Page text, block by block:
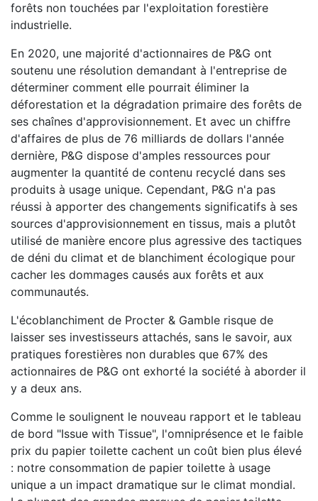
forêts non touchées par l'exploitation forestière
industrielle.
En 2020, une majorité d'actionnaires de P&G ont
soutenu une résolution demandant à l'entreprise de
déterminer comment elle pourrait éliminer la
déforestation et la dégradation primaire des forêts de
ses chaînes d'approvisionnement. Et avec un chiffre
d'affaires de plus de 76 milliards de dollars l'année
dernière, P&G dispose d'amples ressources pour
augmenter la quantité de contenu recyclé dans ses
produits à usage unique. Cependant, P&G n'a pas
réussi à apporter des changements significatifs à ses
sources d'approvisionnement en tissus, mais a plutôt
utilisé de manière encore plus agressive des tactiques
de déni du climat et de blanchiment écologique pour
cacher les dommages causés aux forêts et aux
communautés.
L'écoblanchiment de Procter & Gamble risque de
laisser ses investisseurs attachés, sans le savoir, aux
pratiques forestières non durables que 67% des
actionnaires de P&G ont exhorté la société à aborder il
y a deux ans.
Comme le soulignent le nouveau rapport et le tableau
de bord "Issue with Tissue", l'omniprésence et le faible
prix du papier toilette cachent un coût bien plus élevé
: notre consommation de papier toilette à usage
unique a un impact dramatique sur le climat mondial.